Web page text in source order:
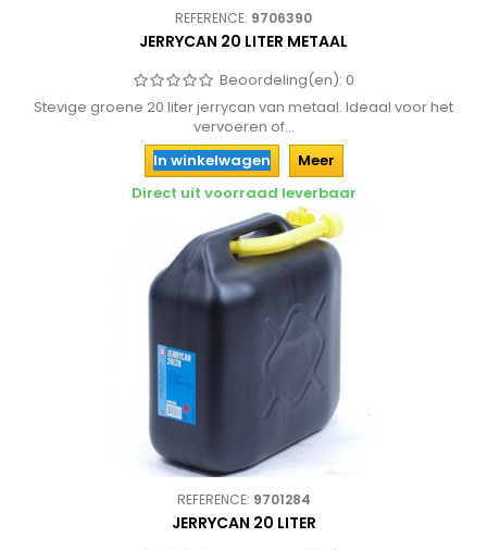
REFERENCE: 9706390
JERRYCAN 20 LITER METAAL
Beoordeling(en): 0
Stevige groene 20 liter jerrycan van metaal. Ideaal voor het
vervoeren of...
In winkelwagen
Meer
Direct uit voorraad leverbaar
REFERENCE: 9701284
JERRYCAN 20 LITER